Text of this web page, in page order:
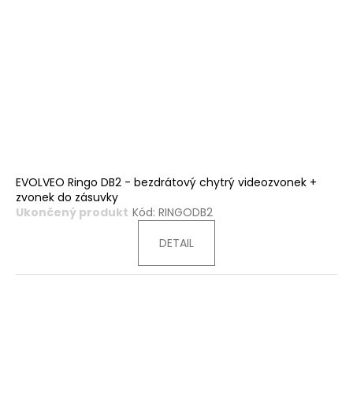
EVOLVEO Ringo DB2 - bezdrátový chytrý videozvonek +
zvonek do zásuvky
Ukončený produkt Kód: RINGODB2
DETAIL